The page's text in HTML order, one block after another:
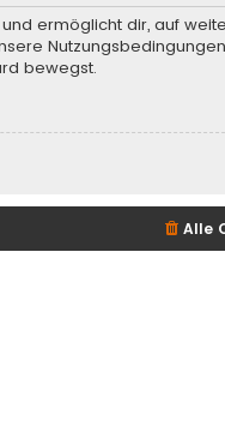
ermöglicht dir, auf
bewegst.
Alle